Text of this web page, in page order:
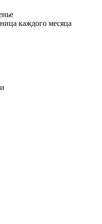
каждого месяца